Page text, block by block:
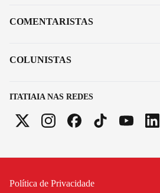
ITATIAIA NAS REDES
COMENTARISTAS
COLUNISTAS
Política de Privacidade